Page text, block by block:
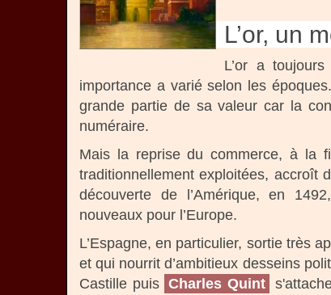
L’or, un
L’or a
importance a varié selon les
grande partie de sa valeur car la
numéraire.
Mais la reprise du commerce, à la
traditionnellement exploitées, accroît
découverte de l’Amérique, en
nouveaux pour l’Europe.
L’Espagne, en particulier, sortie très
et qui nourrit d’ambitieux desseins
Castille puis Charles Quint